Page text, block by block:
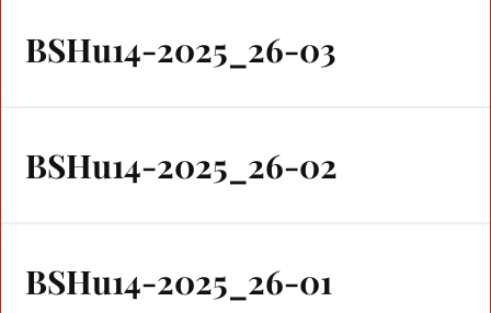
BSHu14-2025_26-03
BSHu14-2025_26-02
BSHu14-2025_26-01